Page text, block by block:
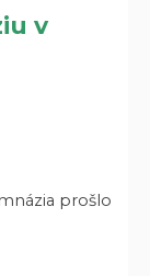
v
prošlo